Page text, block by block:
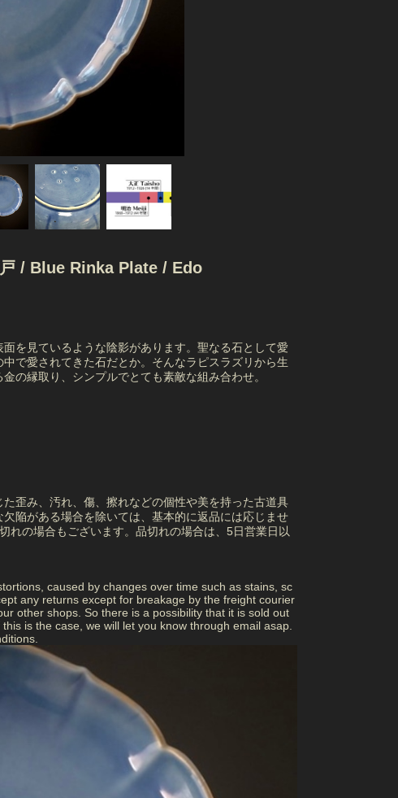
戸 / Blue Rinka Plate / Edo
を見ているような陰影があります。聖なる石として愛
で愛されてきた石だとか。そんなラピスラズリから生
の縁取り、シンプルでとても素敵な組み合わせ。
歪み、汚れ、傷、擦れなどの個性や美を持った古道具
陥がある場合を除いては、基本的に返品には応じませ
れの場合もございます。品切れの場合は、5日営業日以
caused by changes over time such as stains, sc
any returns except for breakage by the freight courier
other shops. So there is a possibility that it is sold out
is the case, we will let you know through email asap.